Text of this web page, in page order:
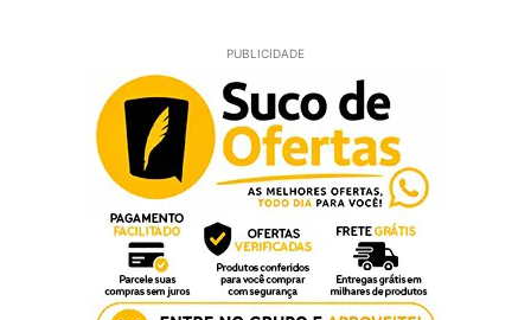
PUBLICIDADE